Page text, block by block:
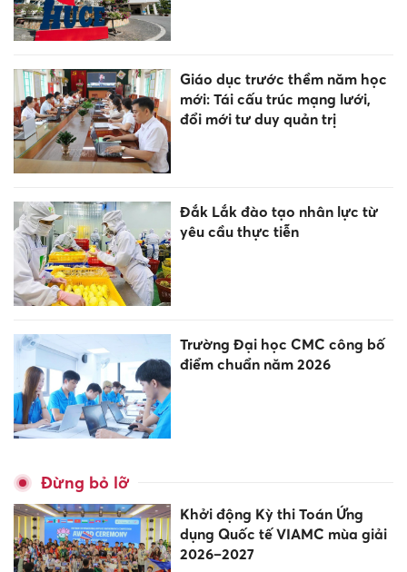
Giáo dục trước thềm năm học
mới: Tái cấu trúc mạng lưới,
đổi mới tư duy quản trị
Đắk Lắk đào tạo nhân lực từ
yêu cầu thực tiễn
Trường Đại học CMC công bố
điểm chuẩn năm 2026
Đừng bỏ lỡ
Khởi động Kỳ thi Toán Ứng
dụng Quốc tế VIAMC mùa giải
2026–2027